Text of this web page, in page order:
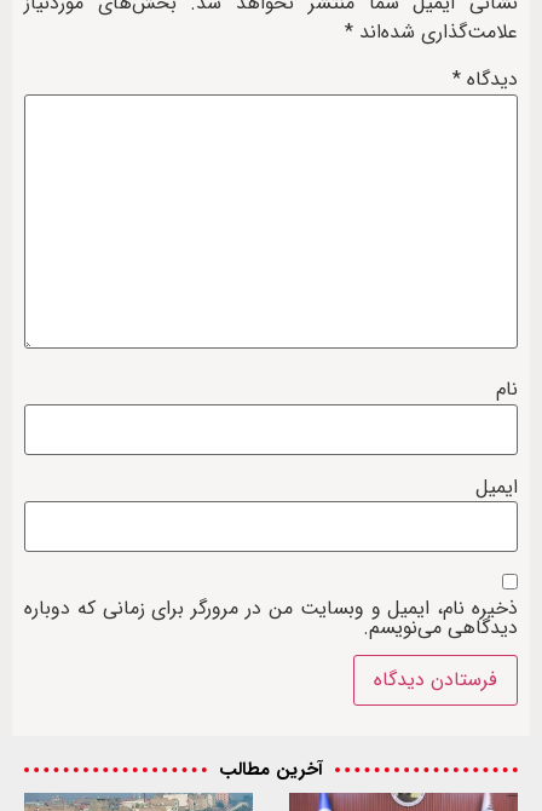
علامت‌گذاری شده‌اند *
دیدگاه *
نام
ایمیل
ذخیره نام، ایمیل و وبسایت من در مرورگر برای زمانی که دوباره
دیدگاهی می‌نویسم.
آخرین مطالب